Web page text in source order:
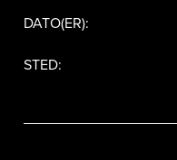
DATO(ER):
STED: